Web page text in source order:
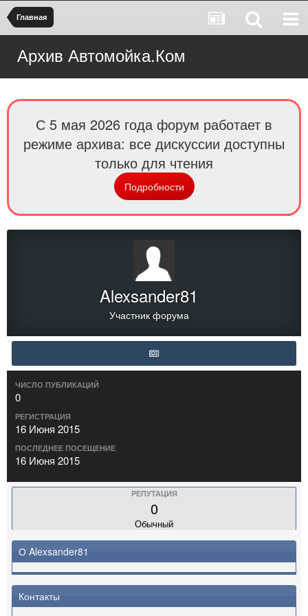
Главная
Архив Автомойка.Ком
С 5 мая 2026 года форум работает в
режиме архива: все дискуссии доступны
только для чтения
Подробности
Alexsander81
Участник форума
ЧИСЛО ПУБЛИКАЦИЙ
0
РЕГИСТРАЦИЯ
16 Июня 2015
ПОСЛЕДНЕЕ ПОСЕЩЕНИЕ
16 Июня 2015
РЕПУТАЦИЯ
0
Обычный
О Alexsander81
Контакты